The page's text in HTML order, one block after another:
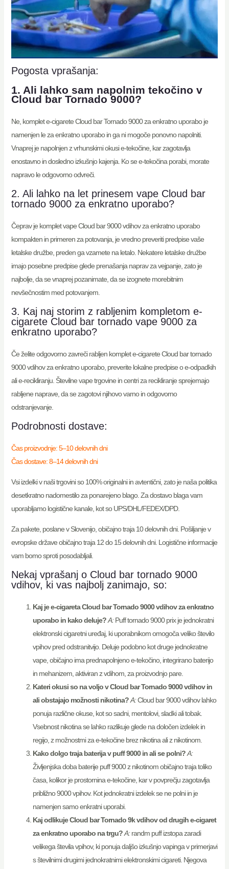
Pogosta vprašanja:
1. Ali lahko sam napolnim tekočino v
Cloud bar Tornado 9000?
Ne, komplet e-cigarete Cloud bar Tornado 9000 za enkratno uporabo je
namenjen le za enkratno uporabo in ga ni mogoče ponovno napolniti.
Vnaprej je napolnjen z vrhunskimi okusi e-tekočine, kar zagotavlja
enostavno in dosledno izkušnjo kajenja. Ko se e-tekočina porabi, morate
napravo le odgovorno odvreči.
2. Ali lahko na let prinesem vape Cloud bar
tornado 9000 za enkratno uporabo?
Čeprav je komplet vape Cloud bar 9000 vdihov za enkratno uporabo
kompakten in primeren za potovanja, je vredno preveriti predpise vaše
letalske družbe, preden ga vzamete na letalo. Nekatere letalske družbe
imajo posebne predpise glede prenašanja naprav za vejpanje, zato je
najbolje, da se vnaprej pozanimate, da se izognete morebitnim
nevšečnostim med potovanjem.
3. Kaj naj storim z rabljenim kompletom e-
cigarete Cloud bar tornado vape 9000 za
enkratno uporabo?
Če želite odgovorno zavreči rabljen komplet e-cigarete Cloud bar tornado
9000 vdihov za enkratno uporabo, preverite lokalne predpise o e-odpadkih
ali e-recikliranju. Številne vape trgovine in centri za recikliranje sprejemajo
rabljene naprave, da se zagotovi njihovo varno in odgovorno
odstranjevanje.
Podrobnosti dostave:
Čas proizvodnje: 5–10 delovnih dni
Čas dostave: 8–14 delovnih dni
Vsi izdelki v naši trgovini so 100% originalni in avtentični, zato je naša politika
desetkratno nadomestilo za ponarejeno blago. Za dostavo blaga vam
uporabljamo logistične kanale, kot so UPS/DHL/FEDEX/DPD.
Za pakete, poslane v Slovenijo, običajno traja 10 delovnih dni. Pošiljanje v
evropske države običajno traja 12 do 15 delovnih dni. Logistične informacije
vam bomo sproti posodabljali.
Nekaj vprašanj o Cloud bar tornado 9000
vdihov, ki vas najbolj zanimajo, so:
Kaj je e-cigareta Cloud bar Tornado 9000 vdihov za enkratno
uporabo in kako deluje? A:Puff tornado 9000 prix je jednokratni
elektronski cigaretni uređaj, ki uporabnikom omogoča veliko število
vpihov pred odstranitvijo. Deluje podobno kot druge jednokratne
vape, običajno ima prednapolnjeno e-tekočino, integrirano baterijo
in mehanizem, aktiviran z vdihom, za proizvodnjo pare.
Kateri okusi so na voljo v Cloud bar Tornado 9000 vdihov in
ali obstajajo možnosti nikotina? A:Cloud bar 9000 vdihov lahko
ponuja različne okuse, kot so sadni, mentolovi, sladki ali tobak.
Vsebnost nikotina se lahko razlikuje glede na določen izdelek in
regijo, z možnostmi za e-tekočine brez nikotina ali z nikotinom.
Kako dolgo traja baterija v puff 9000 in ali se polni? A:
Življenjska doba baterije puff 9000 z nikotinom običajno traja toliko
časa, kolikor je prostornina e-tekočine, kar v povprečju zagotavlja
približno 9000 vpihov. Kot jednokratni izdelek se ne polni in je
namenjen samo enkratni uporabi.
Kaj odlikuje Cloud bar Tornado 9k vdihov od drugih e-cigaret
za enkratno uporabo na trgu? A:randm puff izstopa zaradi
velikega števila vpihov, ki ponuja daljšo izkušnjo vapinga v primerjavi
s številnimi drugimi jednokratnimi elektronskimi cigareti. Njegova